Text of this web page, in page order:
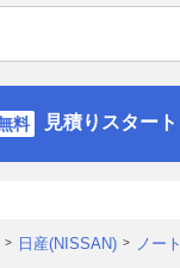
見積りスタート
日産(NISSAN) ノート